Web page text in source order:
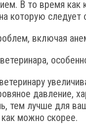
В то время как
которую следует
включая
давление,
тем лучше для
можно скорее.